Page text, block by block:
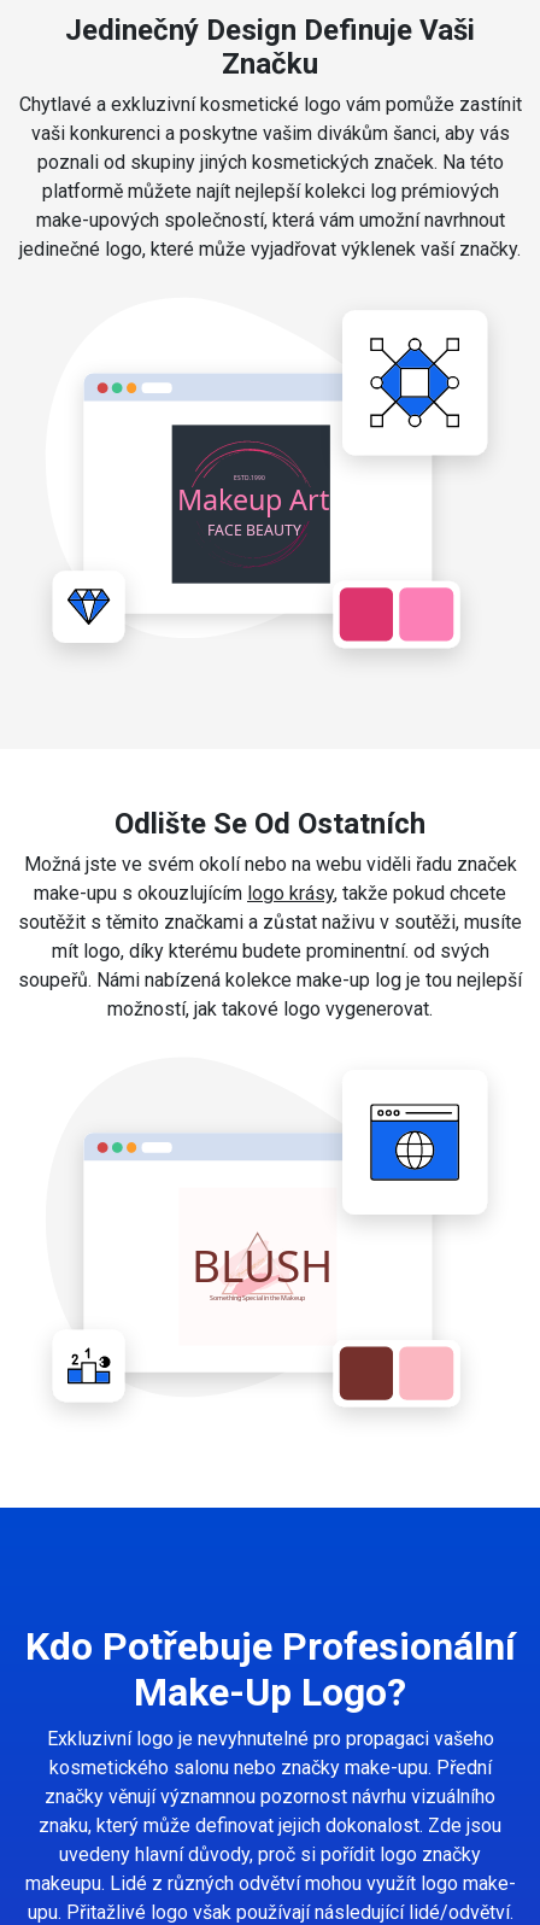
Jedinečný Design Definuje Vaši
Značku
Chytlavé a exkluzivní kosmetické logo vám pomůže zastínit
vaši konkurenci a poskytne vašim divákům šanci, aby vás
poznali od skupiny jiných kosmetických značek. Na této
platformě můžete najít nejlepší kolekci log prémiových
make-upových společností, která vám umožní navrhnout
jedinečné logo, které může vyjadřovat výklenek vaší značky.
Odlište Se Od Ostatních
Možná jste ve svém okolí nebo na webu viděli řadu značek
make-upu s okouzlujícím logo krásy, takže pokud chcete
soutěžit s těmito značkami a zůstat naživu v soutěži, musíte
mít logo, díky kterému budete prominentní. od svých
soupeřů. Námi nabízená kolekce make-up log je tou nejlepší
možností, jak takové logo vygenerovat.
Kdo Potřebuje Profesionální
Make-Up Logo?
Exkluzivní logo je nevyhnutelné pro propagaci vašeho
kosmetického salonu nebo značky make-upu. Přední
značky věnují významnou pozornost návrhu vizuálního
znaku, který může definovat jejich dokonalost. Zde jsou
uvedeny hlavní důvody, proč si pořídit logo značky
makeupu. Lidé z různých odvětví mohou využít logo make-
upu. Přitažlivé logo však používají následující lidé/odvětví.